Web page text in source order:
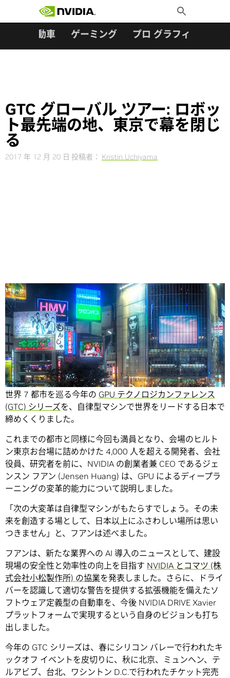
Toggle
Search
自動車 ゲーミング プロ グラフィックス
GTC グローバル ツアー: ロボッ
ト最先端の地、東京で幕を閉じ
る
2017 年 12 月 20 日 投稿者： Kristin Uchiyama
Share
NVIDIA は、さまざまなロボットや自動車に焦点を当てた、
世界 7 都市を巡る今年の GPU テクノロジカンファレンス
(GTC) シリーズを、自律型マシンで世界をリードする日本で
締めくくりました。
これまでの都市と同様に今回も満員となり、会場のヒルト
ン東京お台場に詰めかけた 4,000 人を超える開発者、会社
役員、研究者を前に、NVIDIA の創業者兼 CEO であるジェ
ンスン フアン (Jensen Huang) は、GPU によるディープラ
ーニングの変革的能力について説明しました。
「次の大変革は自律型マシンがもたらすでしょう。その未
来を創造する場として、日本以上にふさわしい場所は思い
つきません」と、フアンは述べました。
フアンは、新たな業界への AI 導入のニュースとして、建設
現場の安全性と効率性の向上を目指す NVIDIA とコマツ (株
式会社小松製作所) の協業を発表しました。さらに、ドライ
バーを認識して適切な警告を提供する拡張機能を備えたソ
フトウェア定義型の自動車を、今後 NVIDIA DRIVE Xavier
プラットフォームで実現するという自身のビジョンも打ち
出しました。
今年の GTC シリーズは、春にシリコン バレーで行われたキ
ックオフ イベントを皮切りに、秋に北京、ミュンヘン、テ
ルアビブ、台北、ワシントン D.C.で行われたチケット完売